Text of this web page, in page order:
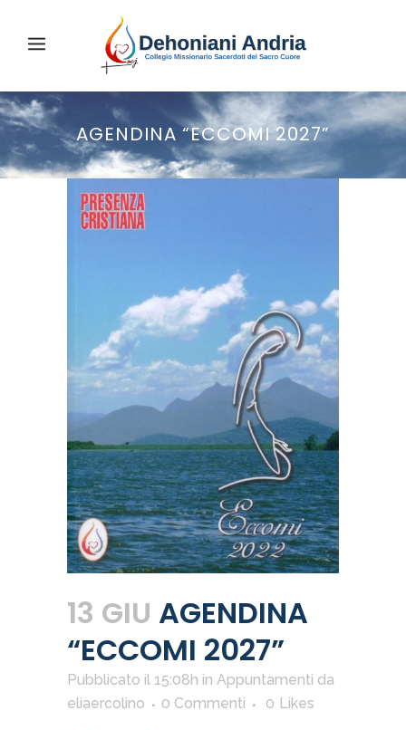
AGENDINA “ECCOMI 2027”
13 GIU AGENDINA
“ECCOMI 2027”
Pubblicato il 15:08h in Appuntamenti da
eliaercolino
0 Commenti 0 Likes